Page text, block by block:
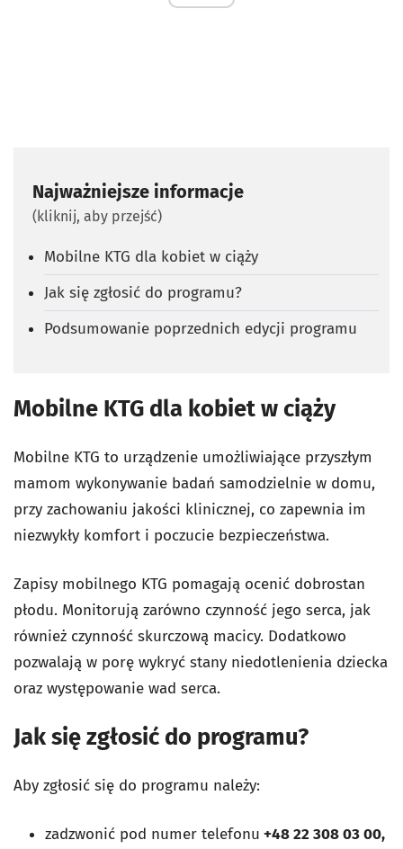
Najważniejsze informacje
(kliknij, aby przejść)
Mobilne KTG dla kobiet w ciąży
Jak się zgłosić do programu?
Podsumowanie poprzednich edycji programu
Mobilne KTG dla kobiet w ciąży
Mobilne KTG to urządzenie umożliwiające przyszłym
mamom wykonywanie badań samodzielnie w domu,
przy zachowaniu jakości klinicznej, co zapewnia im
niezwykły komfort i poczucie bezpieczeństwa.
Zapisy mobilnego KTG pomagają ocenić dobrostan
płodu. Monitorują zarówno czynność jego serca, jak
również czynność skurczową macicy. Dodatkowo
pozwalają w porę wykryć stany niedotlenienia dziecka
oraz występowanie wad serca.
Jak się zgłosić do programu?
Aby zgłosić się do programu należy:
zadzwonić pod numer telefonu +48 22 308 03 00,